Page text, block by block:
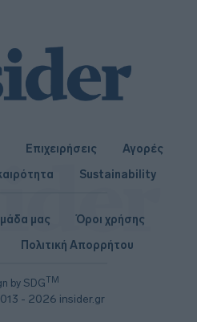
Επιχειρήσεις
Αγορές
Sustainability
by SDGTM
- 2026 insider.gr
μας
Όροι χρήσης
Πολιτική Απορρήτου